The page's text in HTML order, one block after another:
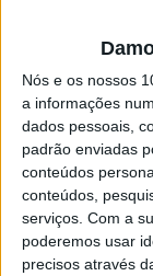
Nós e os nossos
a informações
dados pessoais,
padrão enviadas
conteúdos
conteúdos,
serviços. Com a
poderemos usar
precisos através
Ceuta e
10Inventário
escritora
MAIS NA